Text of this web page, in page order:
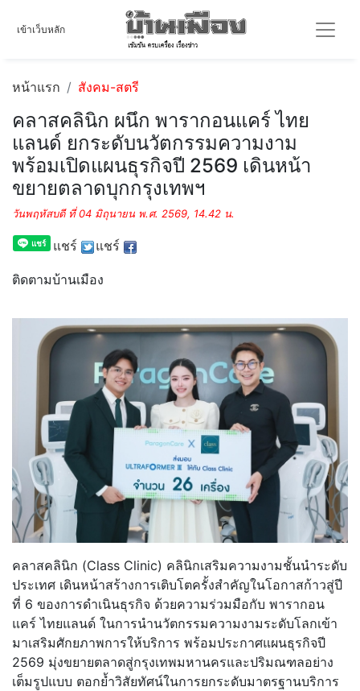
เข้าเว็บหลัก
หน้าแรก สังคม-สตรี
คลาสคลินิก ผนึก พารากอนแคร์ ไทย
แลนด์ ยกระดับนวัตกรรมความงาม
พร้อมเปิดแผนธุรกิจปี 2569 เดินหน้า
ขยายตลาดบุกกรุงเทพฯ
วันพฤหัสบดี ที่ 04 มิถุนายน พ.ศ. 2569, 14.42 น.
แชร์ แชร์
ติดตามบ้านเมือง
คลาสคลินิก (Class Clinic) คลินิกเสริมความงามชั้นนำระดับ
ประเทศ เดินหน้าสร้างการเติบโตครั้งสำคัญในโอกาสก้าวสู่ปี
ที่ 6 ของการดำเนินธุรกิจ ด้วยความร่วมมือกับ พารากอน
แคร์ ไทยแลนด์ ในการนำนวัตกรรมความงามระดับโลกเข้า
มาเสริมศักยภาพการให้บริการ พร้อมประกาศแผนธุรกิจปี
2569 มุ่งขยายตลาดสู่กรุงเทพมหานครและปริมณฑลอย่าง
เต็มรูปแบบ ตอกย้ำวิสัยทัศน์ในการยกระดับมาตรฐานบริการ